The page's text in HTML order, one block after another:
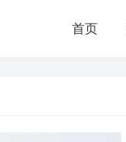
首页